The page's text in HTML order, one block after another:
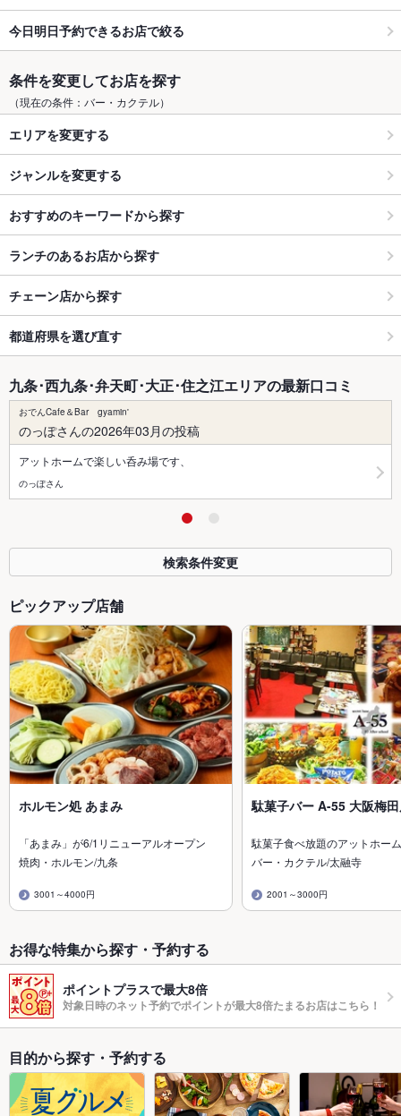
今日明日予約できるお店で絞る
条件を変更してお店を探す
（現在の条件：バー・カクテル）
エリアを変更する
ジャンルを変更する
おすすめのキーワードから探す
ランチのあるお店から探す
チェーン店から探す
都道府県を選び直す
九条･西九条･弁天町･大正･住之江エリアの最新口コミ
おでんCafe＆Bar gyamin'
のっぽさんの2026年03月の投稿
アットホームで楽しい呑み場です、
のっぽさん
検索条件変更
ピックアップ店舗
ホルモン処 あまみ
「あまみ」が6/1リニューアルオープン
焼肉・ホルモン/九条
3001～4000円
駄菓子バー A-55 大阪梅
駄菓子食べ放題のアットホー
バー・カクテル/太融寺
2001～3000円
お得な特集から探す・予約する
ポイントプラスで最大8倍
対象日時のネット予約でポイントが最大8倍たまるお店はこちら！
目的から探す・予約する